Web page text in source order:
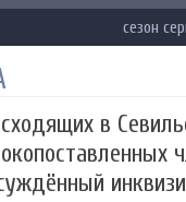
сезон
в